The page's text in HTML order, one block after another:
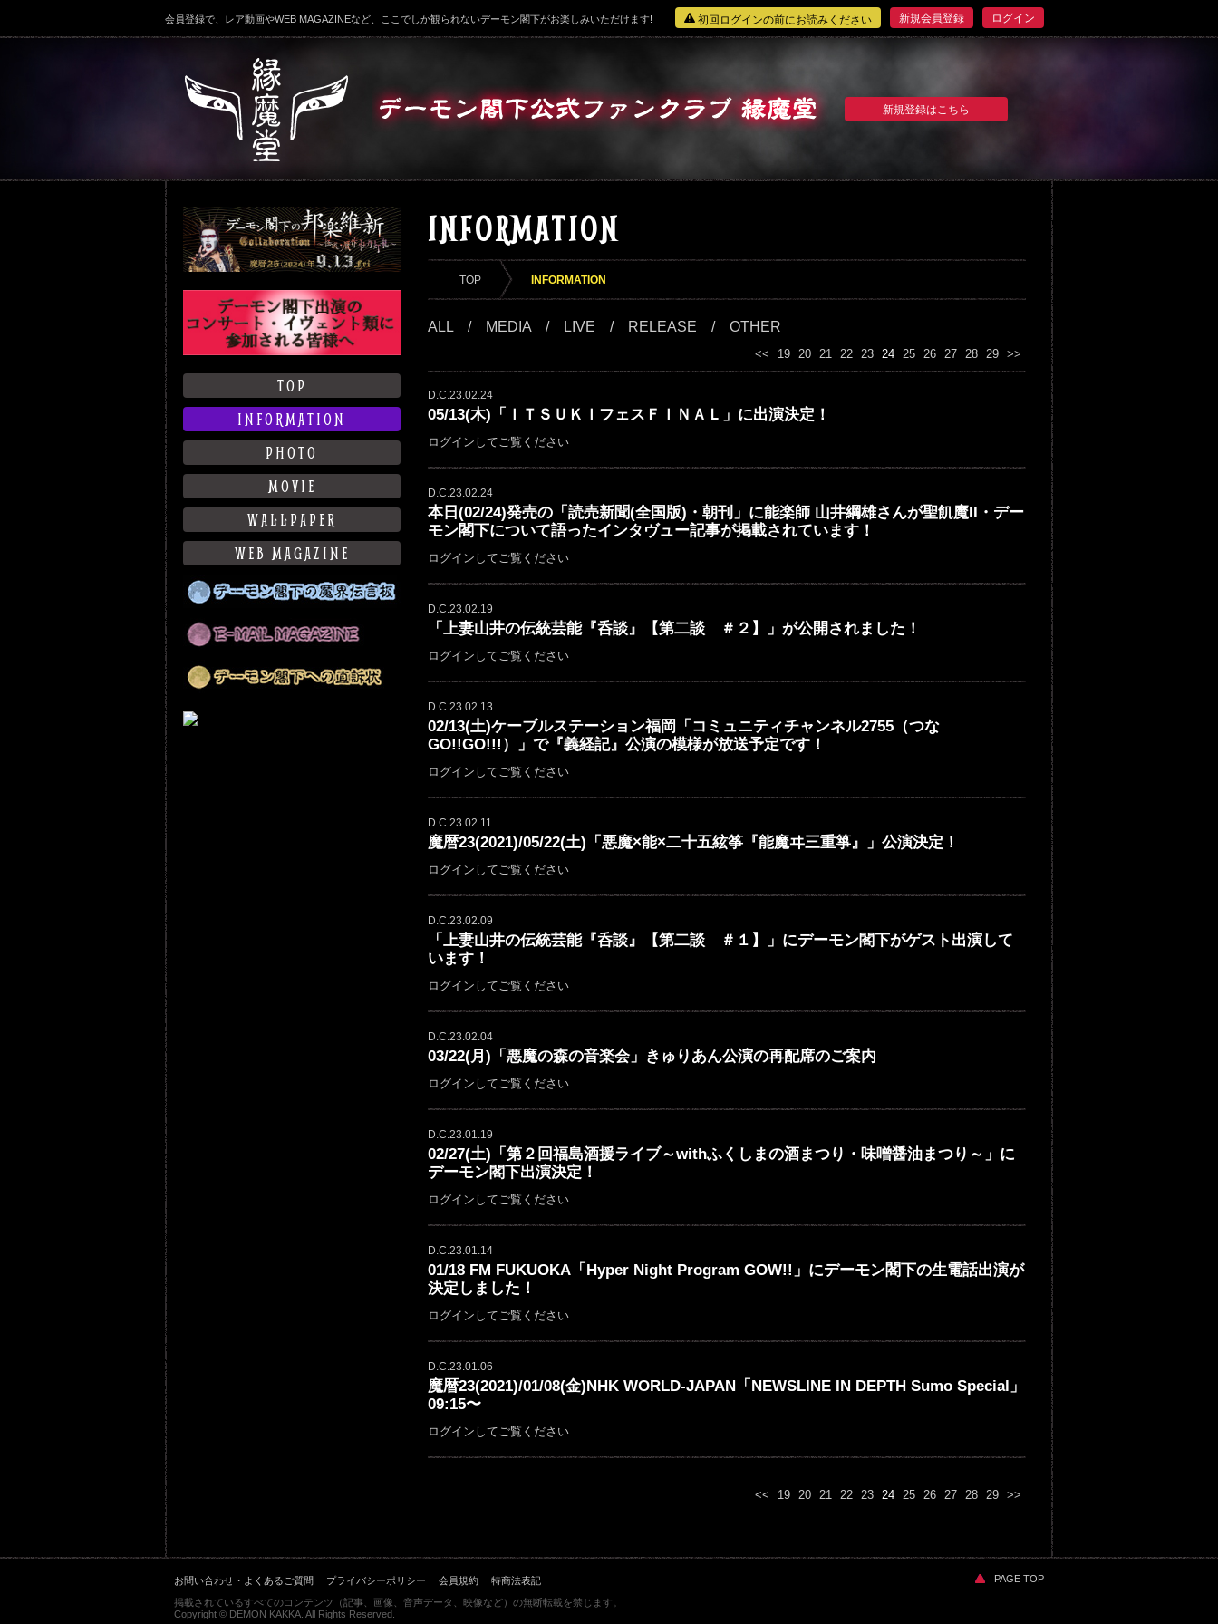
会員登録で、レア動画やWEB MAGAZINEなど、ここでしか観られないデーモン閣下がお楽しみいただけます! 初回ログインの前にお読みください 新規会員登録 ログイン
新規登録はこちら
TOP
INFORMATION
PHOTO
MOVIE
WALLPAPER
WEB MAGAZINE
INFORMATION
TOP INFORMATION
ALL / MEDIA / LIVE / RELEASE / OTHER
<< 19 20 21 22 23 24 25 26 27 28 29 >>
D.C.23.02.24
05/13(木)「ＩＴＳＵＫＩフェスＦＩＮＡＬ」に出演決定！
ログインしてご覧ください
D.C.23.02.24
本日(02/24)発売の「読売新聞(全国版)・朝刊」に能楽師 山井綱雄さんが聖飢魔II・デー
モン閣下について語ったインタヴュー記事が掲載されています！
ログインしてご覧ください
D.C.23.02.19
「上妻山井の伝統芸能『呑談』【第二談 ＃２】」が公開されました！
ログインしてご覧ください
D.C.23.02.13
02/13(土)ケーブルステーション福岡「コミュニティチャンネル2755（つな
GO!!GO!!!）」で『義経記』公演の模様が放送予定です！
ログインしてご覧ください
D.C.23.02.11
魔暦23(2021)/05/22(土)「悪魔×能×二十五絃筝『能魔ヰ三重箏』」公演決定！
ログインしてご覧ください
D.C.23.02.09
「上妻山井の伝統芸能『呑談』【第二談 ＃１】」にデーモン閣下がゲスト出演して
います！
ログインしてご覧ください
D.C.23.02.04
03/22(月)「悪魔の森の音楽会」きゅりあん公演の再配席のご案内
ログインしてご覧ください
D.C.23.01.19
02/27(土)「第２回福島酒援ライブ～withふくしまの酒まつり・味噌醤油まつり～」に
デーモン閣下出演決定！
ログインしてご覧ください
D.C.23.01.14
01/18 FM FUKUOKA「Hyper Night Program GOW!!」にデーモン閣下の生電話出演が
決定しました！
ログインしてご覧ください
D.C.23.01.06
魔暦23(2021)/01/08(金)NHK WORLD-JAPAN「NEWSLINE IN DEPTH Sumo Special」
09:15〜
ログインしてご覧ください
<< 19 20 21 22 23 24 25 26 27 28 29 >>
お問い合わせ・よくあるご質問 プライバシーポリシー 会員規約
特商法表記
掲載されているすべてのコンテンツ（記事、画像、音声データ、映像など）の無断転載を禁じます。
Copyright © DEMON KAKKA. All Rights Reserved.
PAGE TOP